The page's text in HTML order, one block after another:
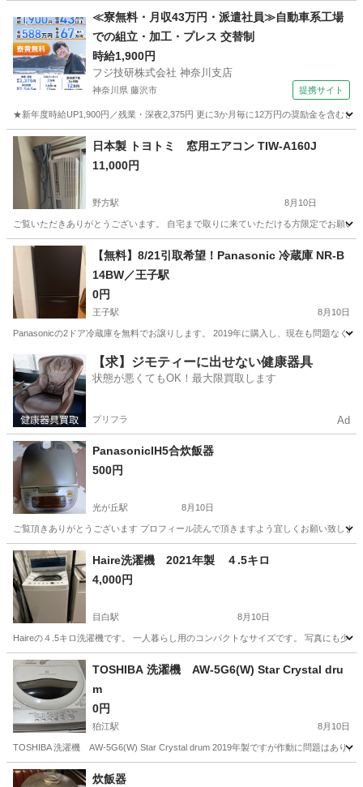
緑が丘駅 キッチン家電
≪寮無料・月収43万円・派遣社員≫自動車系工場
での組立・加工・プレス 交替制
時給1,900円
フジ技研株式会社 神奈川支店
神奈川県 藤沢市 提携サイト
★新年度時給UP1,900円／残業・深夜2,375円 更に3か月毎に12万円の奨励金を含む
藤沢市 その他
日本製 トヨトミ 窓用エアコン TIW-A160J
11,000円
野方駅 8月10日
ご覧いただきありがとうございます。 自宅まで取りに来ていただける方限定でお願
東京 中野区 野方駅 季節、空調家電
【無料】8/21引取希望！Panasonic 冷蔵庫 NR-B
14BW／王子駅
0円
王子駅 8月10日
Panasonicの2ドア冷蔵庫を無料でお譲りします。 2019年に購入し、現在も問題なく
東京 北区 王子駅 キッチン家電 Panasonic
【求】ジモティーに出せない健康器具
状態が悪くてもOK！最大限買取します
プリフラ Ad
PanasonicIH5合炊飯器
500円
光が丘駅 8月10日
ご覧頂きありがとうございます プロフィール読んで頂きますよう宜しくお願い致し
東京 練馬区 光が丘駅 キッチン家電 Panasonic
Haire洗濯機 2021年製 ４.5キロ
4,000円
目白駅 8月10日
Haireの４.5キロ洗濯機です。 一人暮らし用のコンパクトなサイズです。 写真にも少
東京 豊島区 生活家電
TOSHIBA 洗濯機 AW-5G6(W) Star Crystal dru
m
0円
狛江駅 8月10日
TOSHIBA 洗濯機 AW-5G6(W) Star Crystal drum 2019年製ですが作動に問題はあり
東京 狛江市 狛江駅
炊飯器